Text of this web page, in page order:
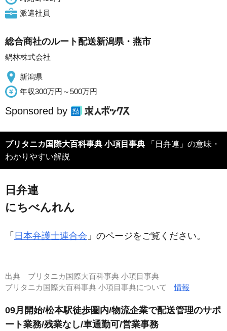
派遣社員
総合商社のルート配送新潟県・燕市
鍋林株式会社
新潟県
年収300万円～500万円
Sponsored by
ブリタニカ国際大百科事典 小項目事典 「日弁連」の意味・
わかりやすい解説
日弁連
にちべんれん
「 日本弁護士連合会 」のページをご覧ください。
出典 ブリタニカ国際大百科事典 小項目事典
ブリタニカ国際大百科事典 小項目事典について情報
09月開始/松本駅徒歩圏内/物流企業で配送管理のサポ
ート業務/残業なし/車通勤可/営業事務